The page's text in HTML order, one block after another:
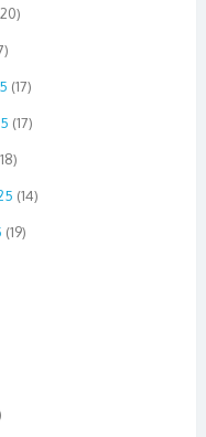
(17)
(17)
(14)
(19)